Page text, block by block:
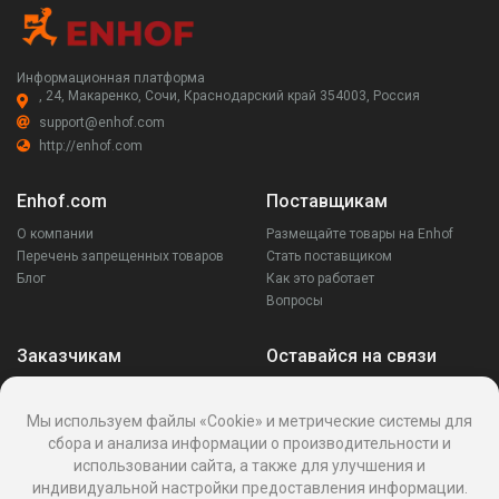
Информационная платформа
, 24, Макаренко, Сочи, Краснодарский край 354003, Россия
support@enhof.com
http://enhof.com
Enhof.com
О компании
Перечень запрещенных товаров
Блог
Поставщикам
Размещайте товары на Enhof
Стать поставщиком
Как это работает
Вопросы
Заказчикам
Ваши запросы
Написать поставщику
Написать в поддержку
Оставайся на связи
Мы используем файлы «Cookie» и метрические системы для
сбора и анализа информации о производительности и
использовании сайта, а также для улучшения и
индивидуальной настройки предоставления информации.